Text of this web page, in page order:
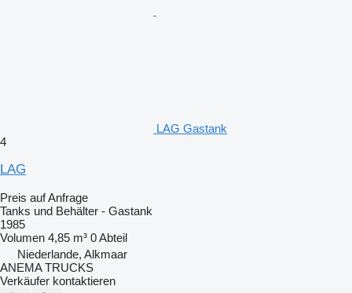
LAG Gastank
4
LAG
Preis auf Anfrage
Tanks und Behälter - Gastank
1985
Volumen 4,85 m³ 0 Abteil
Niederlande, Alkmaar
ANEMA TRUCKS
Verkäufer kontaktieren